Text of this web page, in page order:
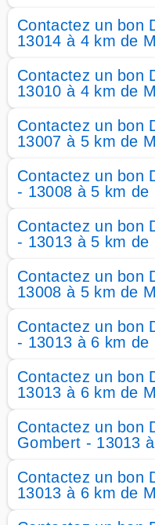
Contactez un bon
13014 à 4 km de
Contactez un bon
13010 à 4 km de
Contactez un bon
13007 à 5 km de
Contactez un bon
- 13008 à 5 km de
Contactez un bon
- 13013 à 5 km de
Contactez un bon
13008 à 5 km de
Contactez un bon
- 13013 à 6 km de
Contactez un bon
13013 à 6 km de
Contactez un bon
Gombert - 13013
Contactez un bon
13013 à 6 km de